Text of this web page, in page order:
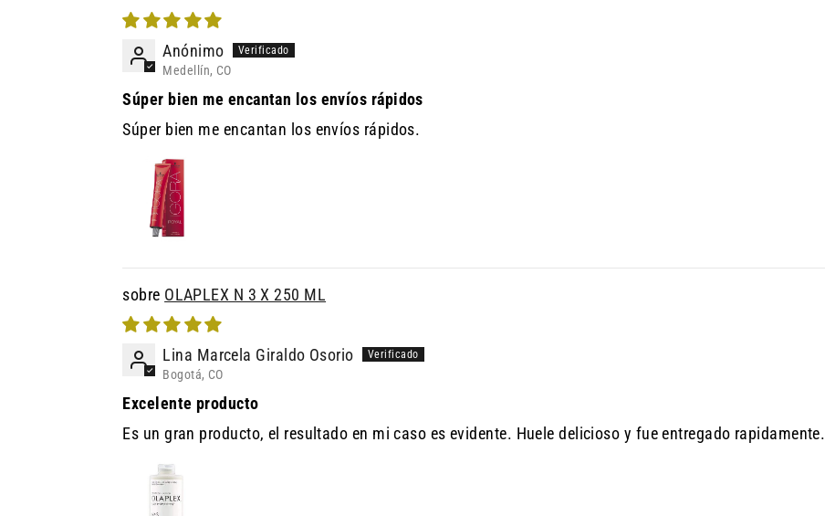
Anónimo
Medellín, CO
Súper bien me encantan los envíos rápidos
Súper bien me encantan los envíos rápidos.
OLAPLEX N 3 X 250 ML
Lina Marcela Giraldo Osorio
Bogotá, CO
Excelente producto
Es un gran producto, el resultado en mi caso es evidente. Huele delicioso y fue entregado rapidamente.